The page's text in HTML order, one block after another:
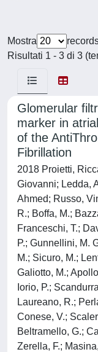
Mostra
Risultati 1 - 3 di 3
Glomerular
marker in
of the
Fibrillation
2018 Proietti,
Giovanni; Ledda,
Ahmed; Russo,
R.; Boffa, M.;
Franceschi, T.;
P.; Gunnellini, M.
M.; Sicuro, M.;
Galiotto, M.;
Iorio, P.;
Laureano, R.;
Conese, V.;
Beltramello, G.;
Zerella, F.;